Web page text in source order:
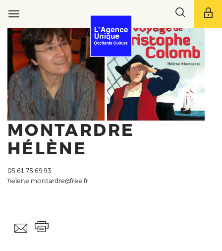
principal
navigation
Toggle
bar
MONTARDRE
HÉLÈNE
05.61.75.69.93
helene.montardre@free.fr